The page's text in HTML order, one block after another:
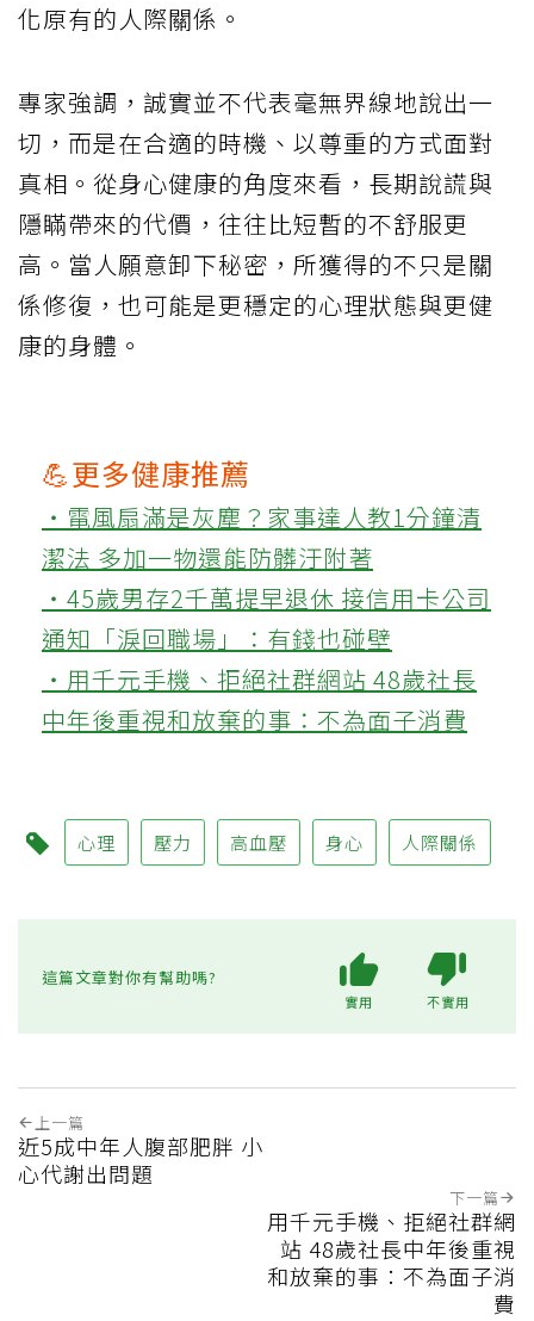
化原有的人際關係。
專家強調，誠實並不代表毫無界線地說出一
切，而是在合適的時機、以尊重的方式面對
真相。從身心健康的角度來看，長期說謊與
隱瞞帶來的代價，往往比短暫的不舒服更
高。當人願意卸下秘密，所獲得的不只是關
係修復，也可能是更穩定的心理狀態與更健
康的身體。
💪更多健康推薦
‧電風扇滿是灰塵？家事達人教1分鐘清
潔法 多加一物還能防髒汙附著
‧45歲男存2千萬提早退休 接信用卡公司
通知「淚回職場」：有錢也碰壁
‧用千元手機、拒絕社群網站 48歲社長
中年後重視和放棄的事：不為面子消費
心理 壓力 高血壓 身心 人際關係
這篇文章對你有幫助嗎?
實用 不實用
上一篇
近5成中年人腹部肥胖 小
心代謝出問題
下一篇
用千元手機、拒絕社群網
站 48歲社長中年後重視
和放棄的事：不為面子消
費